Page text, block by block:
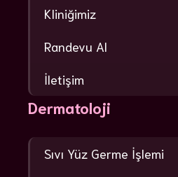
Kliniğimiz
Randevu Al
İletişim
Dermatoloji
Sıvı Yüz Germe İşlemi